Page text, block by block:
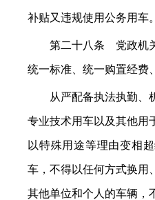
补贴又违规使用公务用车。
第二十八条 党政机关
统一标准、统一购置经费
从严配备执法执勤、
专业技术用车以及其他用
以特殊用途等理由变相
车，不得以任何方式换用
其他单位和个人的车辆，